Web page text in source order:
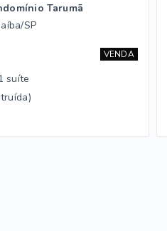
Tarumã
SP
VENDA
suíte